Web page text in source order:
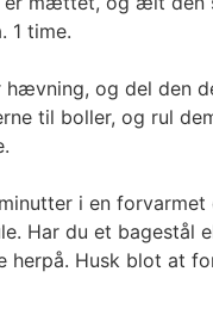
1 time.
og del den
til boller, og rul
i en
Har du et bagestål
herpå. Husk blot at